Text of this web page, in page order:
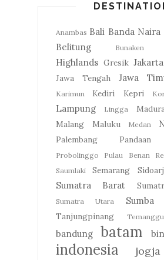
Anambas Bali Banda Naira
Belitung Bunaken
Highlands Gresik Jakarta
Jawa Tengah Jawa
Karimun Kediri Kepri
Lampung Lingga
Malang Maluku Medan
Palembang
Pandaan
Probolinggo Pulau Benan
Saumlaki
Semarang
Sumatra Barat
Sumatra Utara Sumba
Tanjungpinang
bandung batam
indonesia jogja